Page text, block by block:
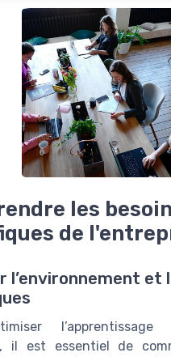
les
de
l’environnement et
il est essentiel de